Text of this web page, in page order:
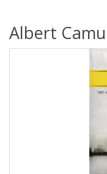
Albert